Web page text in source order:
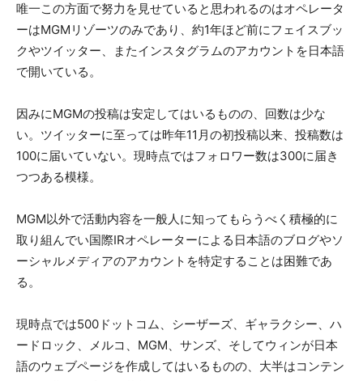
唯一この方面で努力を見せていると思われるのはオペレータ
ーはMGMリゾーツのみであり、約1年ほど前にフェイスブッ
クやツイッター、またインスタグラムのアカウントを日本語
で開いている。
因みにMGMの投稿は安定してはいるものの、回数は少な
い。ツイッターに至っては昨年11月の初投稿以来、投稿数は
100に届いていない。現時点ではフォロワー数は300に届き
つつある模様。
MGM以外で活動内容を一般人に知ってもらうべく積極的に
取り組んでい国際IRオペレーターによる日本語のブログやソ
ーシャルメディアのアカウントを特定することは困難であ
る。
現時点では500ドットコム、シーザーズ、ギャラクシー、ハ
ードロック、メルコ、MGM、サンズ、そしてウィンが日本
語のウェブページを作成してはいるものの、大半はコンテン